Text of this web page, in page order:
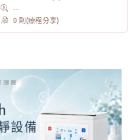
--
0 則(療程分享)